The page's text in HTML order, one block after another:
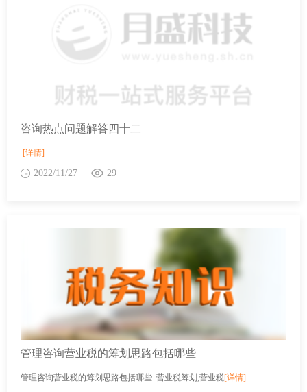
咨询热点问题解答四十二
[详情]
2022/11/27 29
管理咨询营业税的筹划思路包括哪些
管理咨询营业税的筹划思路包括哪些 营业税筹划,营业税[详情]